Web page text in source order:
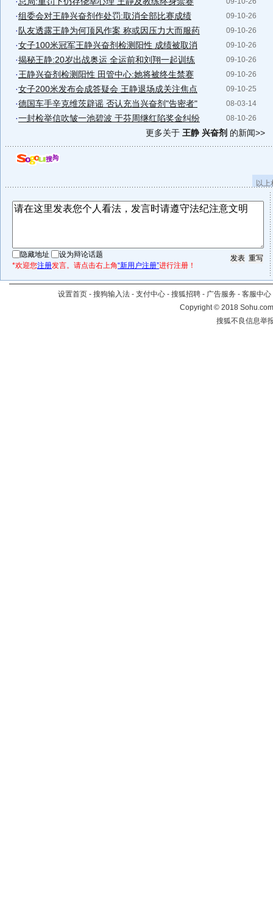
09-10-26
·组委会对王静兴奋剂作处罚:取消全部比赛成绩
09-10-26
·队友透露王静为何顶风作案 称或因压力大而服药
09-10-26
·女子100米冠军王静兴奋剂检测阳性 成绩被取消
09-10-26
·揭秘王静:20岁出战奥运 全运前和刘翔一起训练
09-10-26
·王静兴奋剂检测阳性 田管中心:她将被终生禁赛
09-10-25
·女子200米发布会成答疑会 王静退场成关注焦点
08-03-14
·德国车手辛克维茨辟谣 否认充当兴奋剂"告密者"
08-10-26
·一封检举信吹皱一池碧波 于芬周继红陷奖金纠纷
更多关于 王静 兴奋剂 的新闻>>
以
隐藏地址
设为辩论话题
*欢迎您注册发言。请点击右上角“新用户注册”进行注册！
设置首页 - 搜狗输入法 - 支付中心 - 搜狐招聘 - 广告服务 - 客服中心
Copyright©2018
搜狐不良信息举